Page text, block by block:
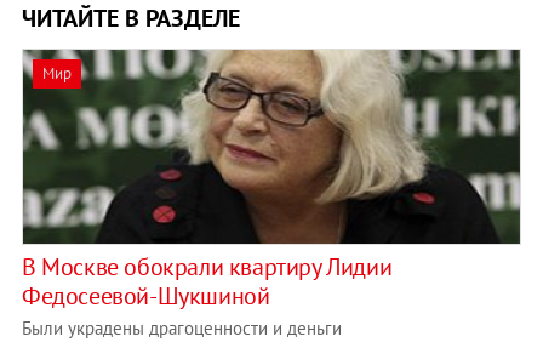
ЧИТАЙТЕ В РАЗДЕЛЕ
Мир
В Москве обокрали квартиру Лидии
Федосеевой-Шукшиной
Были украдены драгоценности и деньги